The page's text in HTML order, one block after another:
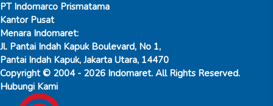
PT Indomarco Prismatama
Kantor Pusat
Menara Indomaret:
Jl. Pantai Indah Kapuk Boulevard, No 1,
Pantai Indah Kapuk, Jakarta Utara, 14470
Copyright © 2004 - 2026 Indomaret. All Rights Reserved.
Hubungi Kami